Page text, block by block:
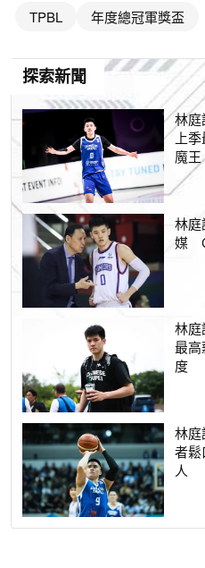
TPBL 年度總冠軍獎盃
探索新聞
林
上
魔王
林庭
媒
林庭
最
度
林
者
人